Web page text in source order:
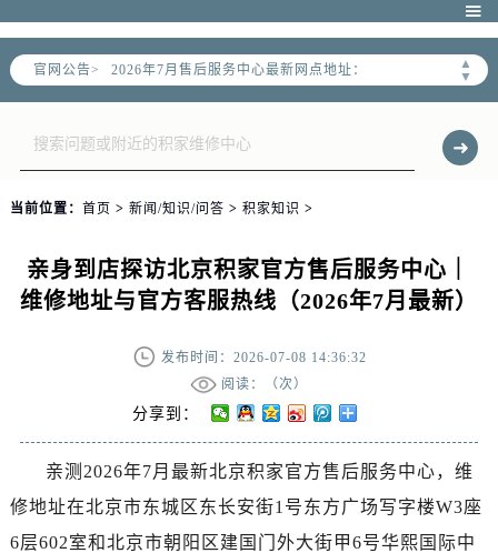

官网公告>
▲
▼
2026年7月售后服务中心最新网点地址：
北京市朝阳区建国门外大街甲6号华熙国际中心写字楼D座11层1102室（需提前预约）
北京市朝阳区建国门外大街甲6号华熙国际中心D座11层1102室售后服务中心（需提前预约）
北京市东城区东长安街1号王府井东方广场W3座6层602室售后服务中心（需提前预约）
当前位置： 首页 > 新闻/知识/问答 > 积家知识 >
亲身到店探访北京积家官方售后服务中心｜
维修地址与官方客服热线（2026年7月最新）
发布时间：2026-07-08 14:36:32
阅读：（次）
分享到：
亲测2026年7月最新北京积家官方售后服务中心，维
修地址在北京市东城区东长安街1号东方广场写字楼W3座
6层602室和北京市朝阳区建国门外大街甲6号华熙国际中